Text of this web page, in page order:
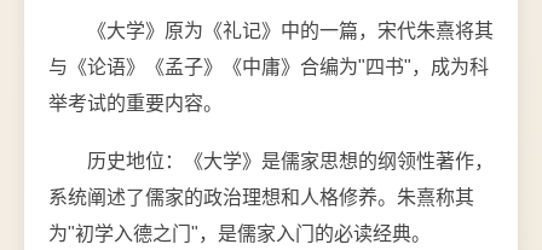
《大学》原为《礼记》中的一篇，宋代朱熹将其
与《论语》《孟子》《中庸》合编为"四书"，成为科
举考试的重要内容。
历史地位：《大学》是儒家思想的纲领性著作，
系统阐述了儒家的政治理想和人格修养。朱熹称其
为"初学入德之门"，是儒家入门的必读经典。